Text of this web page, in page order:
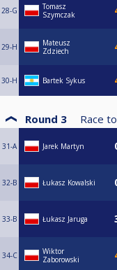
28-G
Tomasz
Szymczak
29-H
Mateusz
Zdziech
30-H Bartek Sykus
Round 3 Race to
31-A Jarek Martyn
32-B Łukasz Kowalski
33-B Łukasz Jaruga
34-C
Wiktor
Zaborowski